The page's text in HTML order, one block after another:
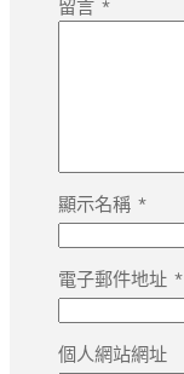
留言 *
顯示名稱 *
電子郵件地址 *
個人網站網址